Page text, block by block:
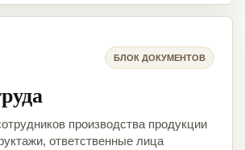
БЛОК ДОКУМЕНТОВ
производства продукции
ответственные лица